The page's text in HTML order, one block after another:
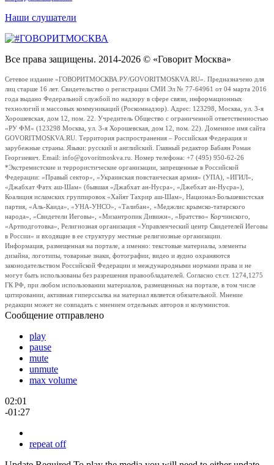
Наши слушатели
Все права защищены. 2014-2026 © «Говорит Москва»
Сетевое издание «ГОВОРИТМОСКВА.РУ/GOVORITMOSKVA.RU». Предназначено для
лиц старше 16 лет. Свидетельство о регистрации СМИ Эл № 77-64961 от 04 марта 2016
года выдано Федеральной службой по надзору в сфере связи, информационных
технологий и массовых коммуникаций (Роскомнадзор). Адрес: 123298, Москва, ул. 3-я
Хорошевская, дом 12, пом. 22. Учредитель Общество с ограниченной ответственностью
«РУ ФМ» (123298 Москва, ул. 3-я Хорошевская, дом 12, пом. 22). Доменное имя сайта
GOVORITMOSKVA.RU. Территория распространения – Российская Федерация и
зарубежные страны. Языки: русский и английский. Главный редактор Бабаян Роман
Георгиевич. Email: info@govoritmoskva.ru. Номер телефона: +7 (495) 950-62-26
*Экстремистские и террористические организации, запрещенные в Российской
Федерации: «Правый сектор», «Украинская повстанческая армия» (УПА), «ИГИЛ»,
«Джабхат Фатх аш-Шам» (бывшая «Джабхат ан-Нусра», «Джебхат ан-Нусра»),
Коалиция исламских группировок «Хайят Тахрир аш-Шам», Национал-Большевистская
партия, «Аль-Каида», «УНА-УНСО», «Талибан», «Меджлис крымско-татарского
народа», «Свидетели Иеговы», «Мизантропик Дивижн», «Братство» Корчинского,
«Артподготовка», Религиозная организация «Управленческий центр Свидетелей Иеговы
в России» и входящие в ее структуру местные религиозные организации.
Информация, размещенная на портале, а именно: текстовые материалы, элементы
дизайна, логотипы, товарные знаки, фотографии, видео и аудио охраняются
законодательством Российской Федерации и международными нормами права и не
могут быть использованы без разрешения правообладателей. Согласно ст.ст. 1274,1275
ГК РФ, при любом использовании материалов, размещенных на портале, в том числе
цитировании, активная гиперссылка на материал является обязательной. Мнение
редакции может не совпадать с мнением отдельных авторов и колумнистов.
Сообщение отправлено
play
pause
mute
unmute
max volume
02:01
-01:27
repeat off